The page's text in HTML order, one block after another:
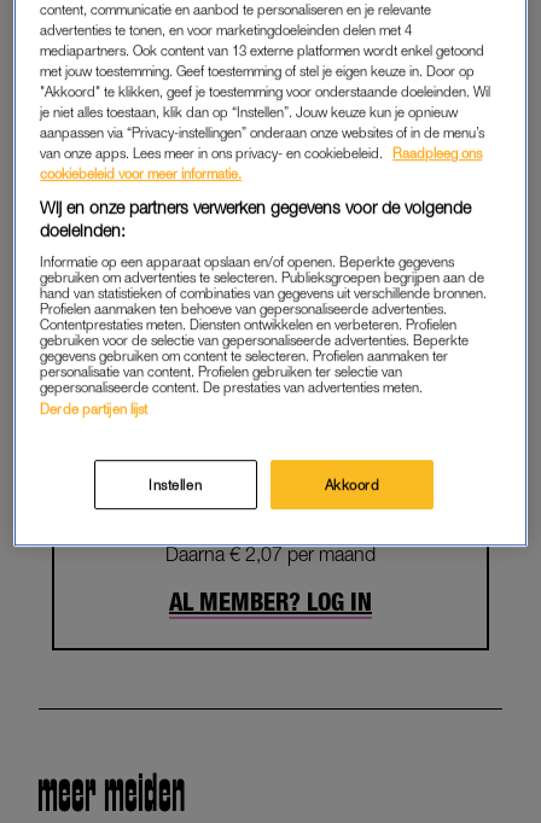
MEMBER
LEES VERDER ALS
MEMBER
Onbeperkt toegang tot alle artikelen
De chillste deals: win een e-reader of
elektrische fiets
Lees LINDA.meiden online
Geen gedoe: iedere maand
opzegbaar
START GRATIS
Daarna € 2,07 per maand
AL MEMBER? LOG IN
meer meiden
content, communicatie en aanbod te personaliseren en je relevante
advertenties te tonen, en voor marketingdoeleinden delen met 4
mediapartners. Ook content van 13 externe platformen wordt enkel getoond
met jouw toestemming. Geef toestemming of stel je eigen keuze in. Door op
"Akkoord" te klikken, geef je toestemming voor onderstaande doeleinden. Wil
je niet alles toestaan, klik dan op “Instellen”. Jouw keuze kun je opnieuw
aanpassen via “Privacy-instellingen” onderaan onze websites of in de menu’s
van onze apps. Lees meer in ons privacy- en cookiebeleid.
Raadpleeg ons
cookiebeleid voor meer informatie.
Wij en onze partners verwerken gegevens voor de volgende
doeleinden:
Informatie op een apparaat opslaan en/of openen. Beperkte gegevens
gebruiken om advertenties te selecteren. Publieksgroepen begrijpen aan de
hand van statistieken of combinaties van gegevens uit verschillende bronnen.
Profielen aanmaken ten behoeve van gepersonaliseerde advertenties.
Contentprestaties meten. Diensten ontwikkelen en verbeteren. Profielen
gebruiken voor de selectie van gepersonaliseerde advertenties. Beperkte
gegevens gebruiken om content te selecteren. Profielen aanmaken ter
personalisatie van content. Profielen gebruiken ter selectie van
gepersonaliseerde content. De prestaties van advertenties meten.
Derde partijen lijst
Instellen Akkoord